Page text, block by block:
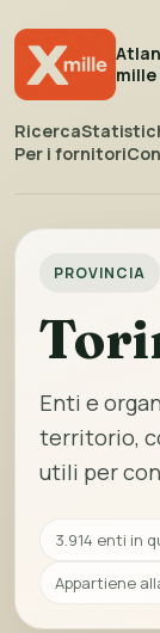
Ricerca
Per i fornitori
PROVINCIA
Enti e
territorio,
utili per
3.914 enti in
Appartiene